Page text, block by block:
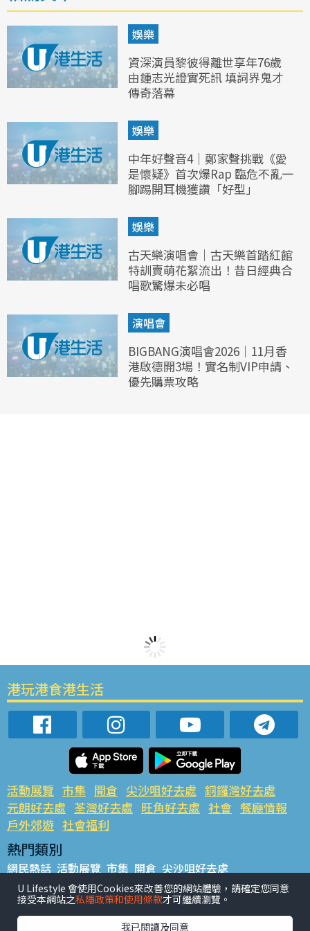
娛樂
資深演員黎彼得離世享年76歲
由鍾志光證實死訊 填詞界鬼才
傳奇落幕
娛樂
中年好聲音4｜鄭家聲挑戰《愛
是懷疑》首次爆Rap 臨危不亂一
腳踢開耳機獲讚「好型」
娛樂
古天樂演唱會｜古天樂首踏紅館
特訓賣萌花絮流出！昔日經典合
唱歌驚爆未必唱
演唱會
BIGBANG演唱會2026｜11月香
港啟德開3場！實名制VIP申請、
優先購票攻略
港玩港食港生活
活動展覽 市集 開倉 尖沙咀好去處 銅鑼灣好去處
元朗好去處 荃灣好去處 旺角好去處 社會 餐廳情報
戶外郊遊 社會福利
熱門類別
網民熱話 活動展覽 市集 開倉 尖沙咀好去處
銅鑼灣好去處 元朗好去處 荃灣好去處 旺角好去處 社會
餐廳情報 戶外郊遊
熱門標籤
U Lifestyle 會使用Cookies來改善您的網站體驗，請確定您同意
接受本網站之私隱政策和使用條款才可繼續瀏覽。
我已閱讀及同意